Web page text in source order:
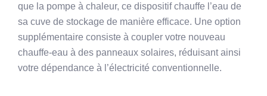
que la pompe à chaleur, ce dispositif chauffe l’eau de
sa cuve de stockage de manière efficace. Une option
supplémentaire consiste à coupler votre nouveau
chauffe-eau à des panneaux solaires, réduisant ainsi
votre dépendance à l’électricité conventionnelle.